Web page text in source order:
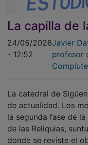
La capilla de
24/05/2026
- 12:52
Javier
profesor
de actualidad. Los
la segunda fase de
de las Reliquias,
donde se reviste el